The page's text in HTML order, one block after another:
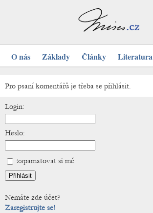
O nás Základy Články Literatura
Pro psaní komentářů je třeba se přihlásit.
Login:
Heslo:
zapamatovat si mě
Nemáte zde účet?
Zaregistrujte se!